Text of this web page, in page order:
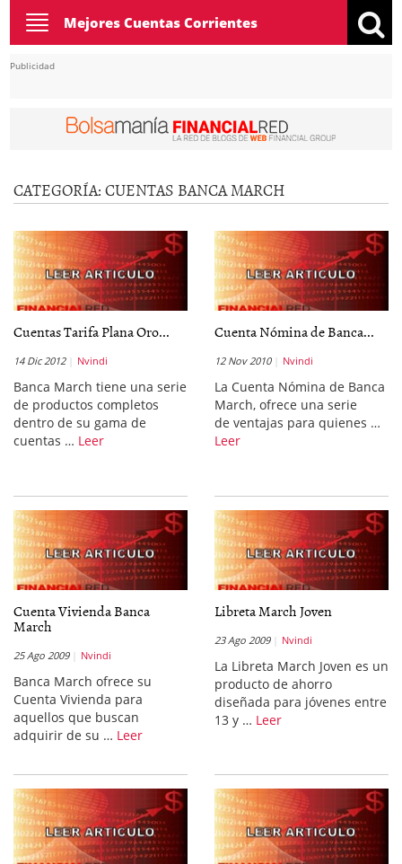
Toggle
navigation
Mejores Cuentas Corrientes
Publicidad
CATEGORÍA:CUENTAS BANCA MARCH
Cuentas Tarifa Plana Oro...
14 Dic 2012 Nvindi
Banca March tiene una serie
de productos completos
dentro de su gama de
cuentas … Leer
Cuenta Nómina de Banca...
12 Nov 2010 Nvindi
La Cuenta Nómina de Banca
March, ofrece una serie
de ventajas para quienes …
Leer
Cuenta Vivienda Banca
March
25 Ago 2009 Nvindi
Banca March ofrece su
Cuenta Vivienda para
aquellos que buscan
adquirir de su … Leer
Libreta March Joven
23 Ago 2009 Nvindi
La Libreta March Joven es un
producto de ahorro
diseñada para jóvenes entre
13 y … Leer